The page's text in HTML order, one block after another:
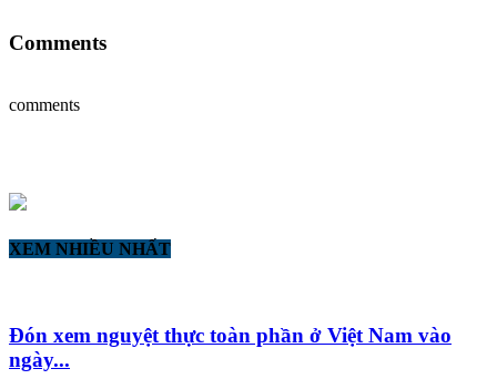
Comments
comments
XEM NHIỀU NHẤT
Đón xem nguyệt thực toàn phần ở Việt Nam vào
ngày...